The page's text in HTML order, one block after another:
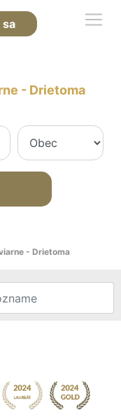
- Drietoma
- Drietoma